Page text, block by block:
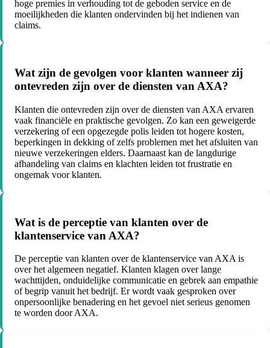
hoge premies in verhouding tot de geboden service en de
moeilijkheden die klanten ondervinden bij het indienen van
claims.
Wat zijn de gevolgen voor klanten wanneer zij
ontevreden zijn over de diensten van AXA?
Klanten die ontevreden zijn over de diensten van AXA ervaren
vaak financiële en praktische gevolgen. Zo kan een geweigerde
verzekering of een opgezegde polis leiden tot hogere kosten,
beperkingen in dekking of zelfs problemen met het afsluiten van
nieuwe verzekeringen elders. Daarnaast kan de langdurige
afhandeling van claims en klachten leiden tot frustratie en
ongemak voor klanten.
Wat is de perceptie van klanten over de
klantenservice van AXA?
De perceptie van klanten over de klantenservice van AXA is
over het algemeen negatief. Klanten klagen over lange
wachttijden, onduidelijke communicatie en gebrek aan empathie
of begrip vanuit het bedrijf. Er wordt vaak gesproken over
onpersoonlijke benadering en het gevoel niet serieus genomen
te worden door AXA.